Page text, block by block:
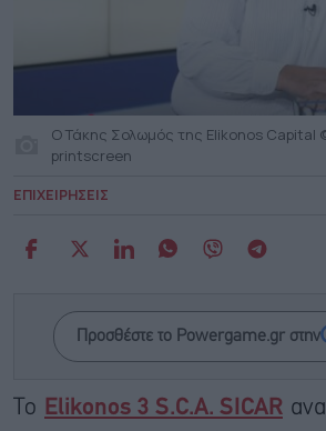
Ο Τάκης Σολωμός της Elikonos Capital
printscreen
ΕΠΙΧΕΙΡΗΣΕΙΣ
Προσθέστε το Powergame.gr στην
Το Elikonos 3 S.C.A. SICAR